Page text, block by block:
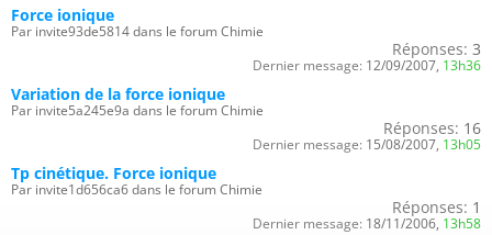
Force ionique
Par invite93de5814 dans le forum Chimie
Réponses: 3
Dernier message: 12/09/2007, 13h36
Variation de la force ionique
Par invite5a245e9a dans le forum Chimie
Réponses: 16
Dernier message: 15/08/2007, 13h05
Tp cinétique. Force ionique
Par invite1d656ca6 dans le forum Chimie
Réponses: 1
Dernier message: 18/11/2006, 13h58